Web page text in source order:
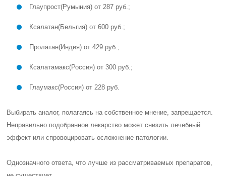
Глаупрост(Румыния) от 287 руб.;
Ксалатан(Бельгия) от 600 руб.;
Пролатан(Индия) от 429 руб.;
Ксалатамакс(Россия) от 300 руб.;
Глаумакс(Россия) от 228 руб.
Выбирать аналог, полагаясь на собственное мнение,запрещается.
Неправильно подобранное лекарство может снизить лечебный
эффект или спровоцировать осложнение патологии.
Однозначного ответа, что лучше из рассматриваемых препаратов,